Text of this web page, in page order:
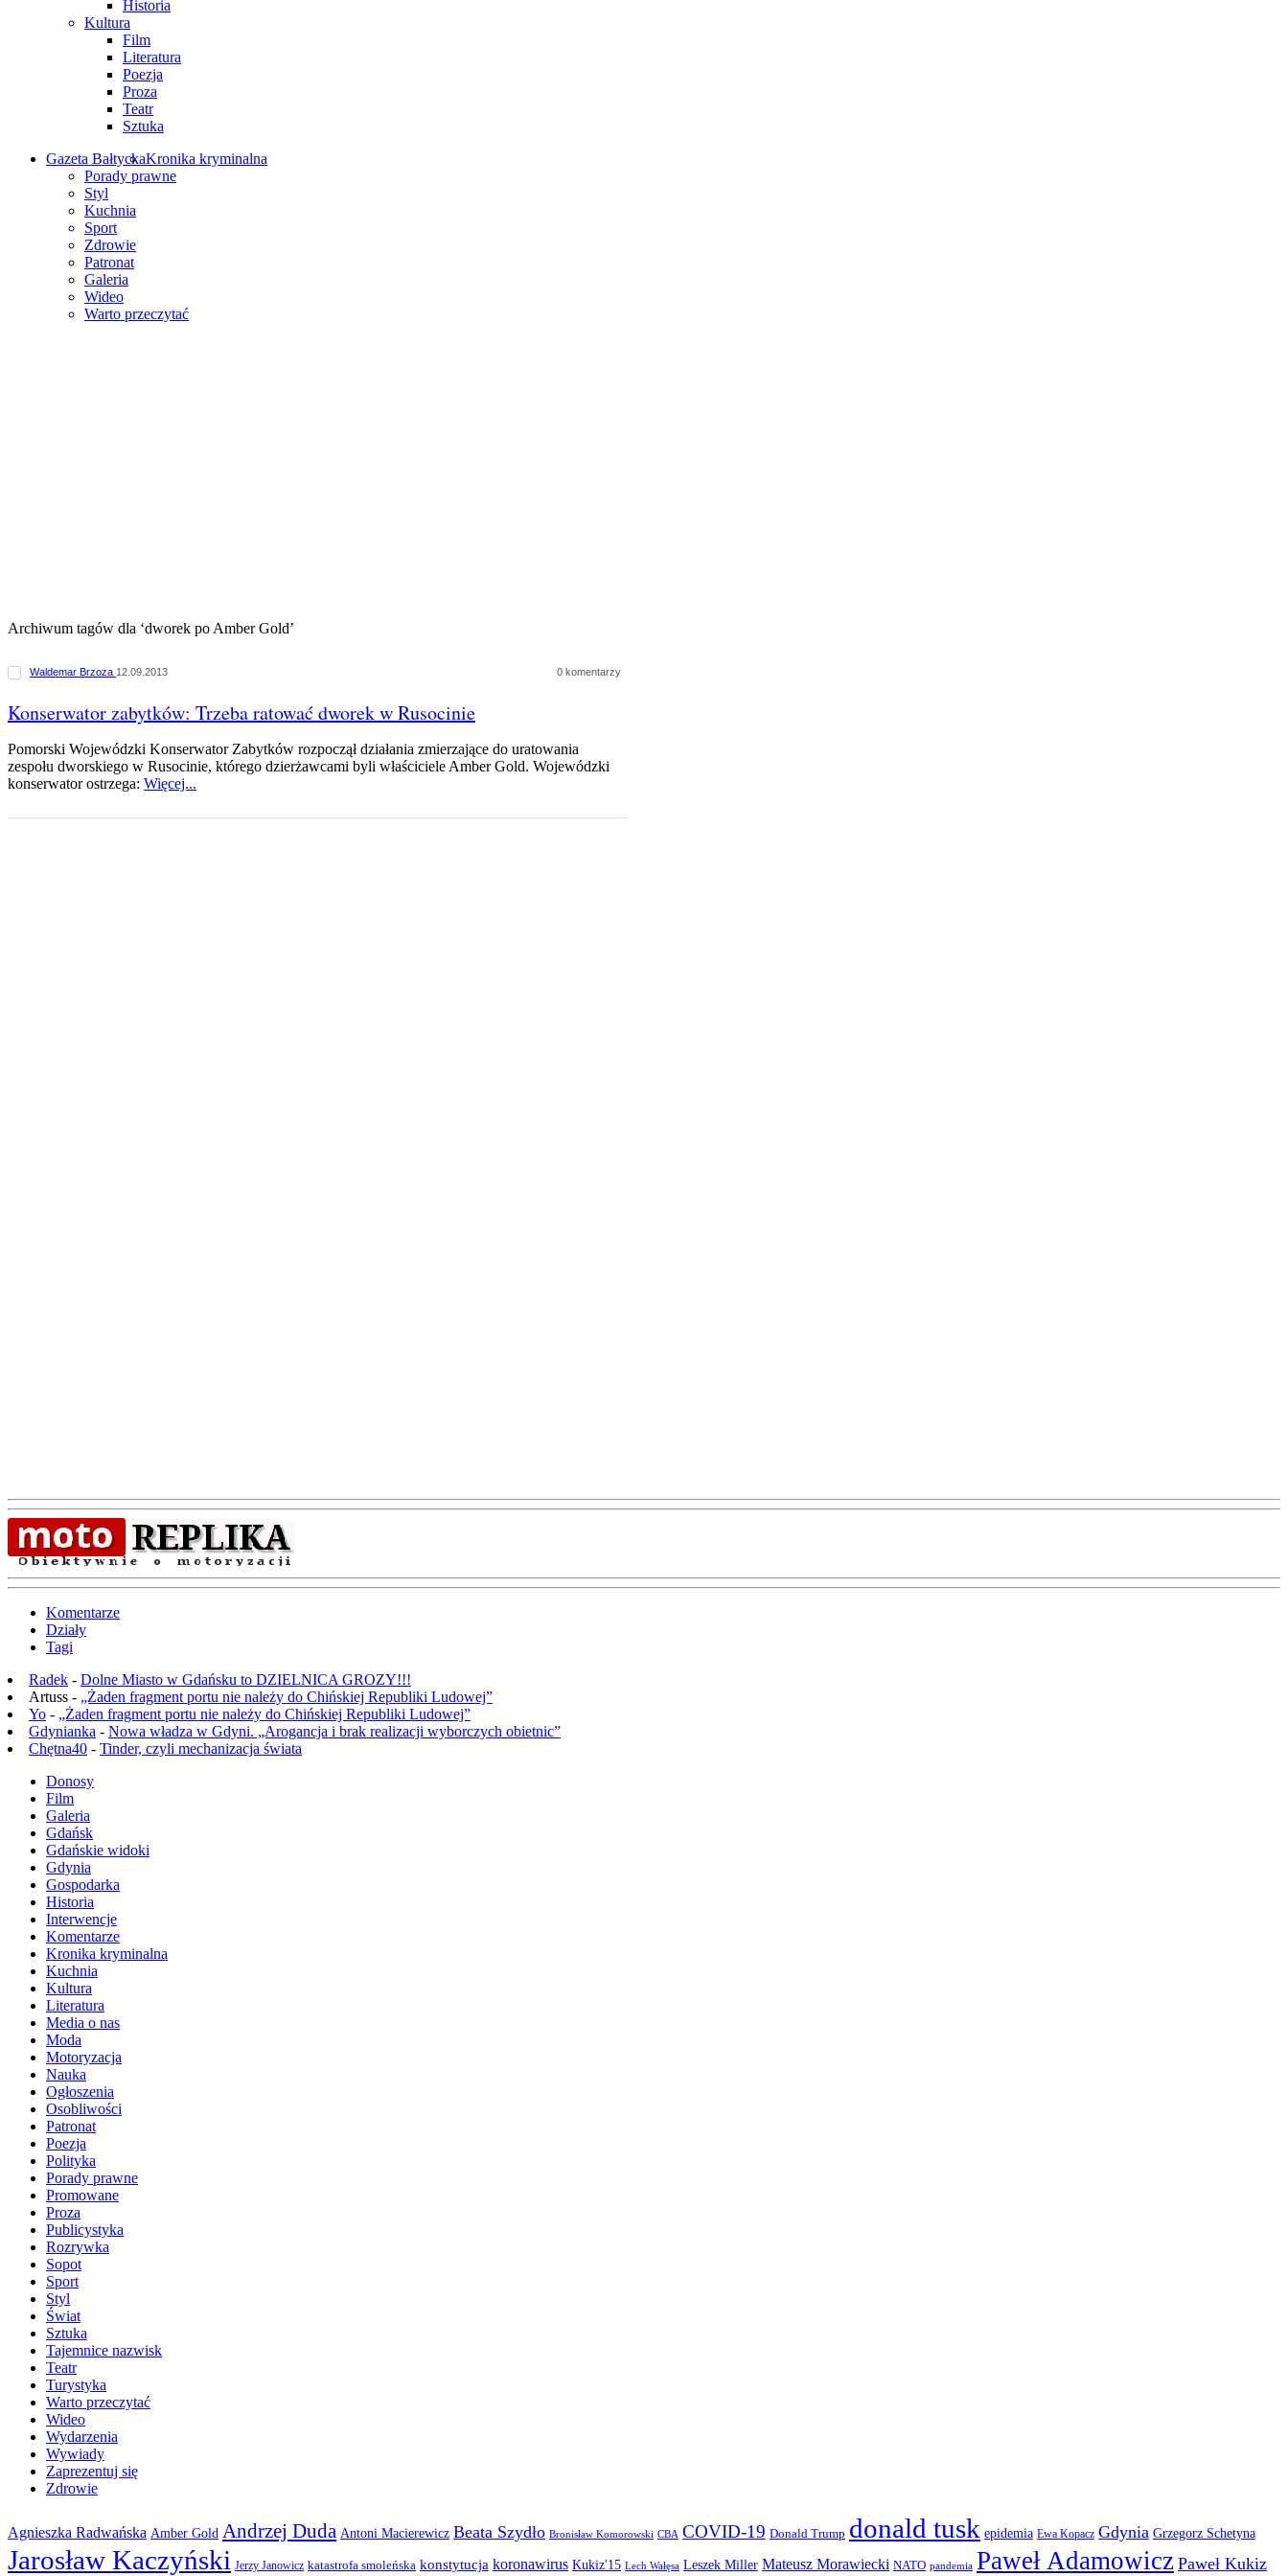
Historia
Kultura
Film
Literatura
Poezja
Proza
Teatr
Sztuka
Gazeta BałtyckaKronika kryminalna
Porady prawne
Styl
Kuchnia
Sport
Zdrowie
Patronat
Galeria
Wideo
Warto przeczytać
Archiwum tagów dla ‘dworek po Amber Gold’
Waldemar Brzoza 12.09.2013 0 komentarzy
Konserwator zabytków: Trzeba ratować dworek w Rusocinie
Pomorski Wojewódzki Konserwator Zabytków rozpoczął działania zmierzające do uratowania
zespołu dworskiego w Rusocinie, którego dzierżawcami byli właściciele Amber Gold. Wojewódzki
konserwator ostrzega: Więcej...
Komentarze
Działy
Tagi
Radek - Dolne Miasto w Gdańsku to DZIELNICA GROZY!!!
Artuss - „Żaden fragment portu nie należy do Chińskiej Republiki Ludowej”
Yo - „Żaden fragment portu nie należy do Chińskiej Republiki Ludowej”
Gdynianka - Nowa władza w Gdyni. „Arogancja i brak realizacji wyborczych obietnic”
Chętna40 - Tinder, czyli mechanizacja świata
Donosy
Film
Galeria
Gdańsk
Gdańskie widoki
Gdynia
Gospodarka
Historia
Interwencje
Komentarze
Kronika kryminalna
Kuchnia
Kultura
Literatura
Media o nas
Moda
Motoryzacja
Nauka
Ogłoszenia
Osobliwości
Patronat
Poezja
Polityka
Porady prawne
Promowane
Proza
Publicystyka
Rozrywka
Sopot
Sport
Styl
Świat
Sztuka
Tajemnice nazwisk
Teatr
Turystyka
Warto przeczytać
Wideo
Wydarzenia
Wywiady
Zaprezentuj się
Zdrowie
Agnieszka Radwańska Amber Gold Andrzej Duda Antoni Macierewicz Beata Szydło Bronisław Komorowski CBA COVID-19 Donald Trump donald tusk epidemia Ewa Kopacz Gdynia Grzegorz Schetyna
Jarosław Kaczyński Jerzy Janowicz katastrofa smoleńska konstytucja koronawirus Kukiz'15 Lech Wałęsa Leszek Miller Mateusz Morawiecki NATO pandemia Paweł Adamowicz Paweł Kukiz